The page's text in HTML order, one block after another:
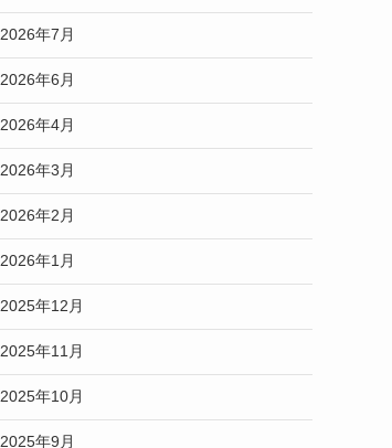
2026年7月
2026年6月
2026年4月
2026年3月
2026年2月
2026年1月
2025年12月
2025年11月
2025年10月
2025年9月